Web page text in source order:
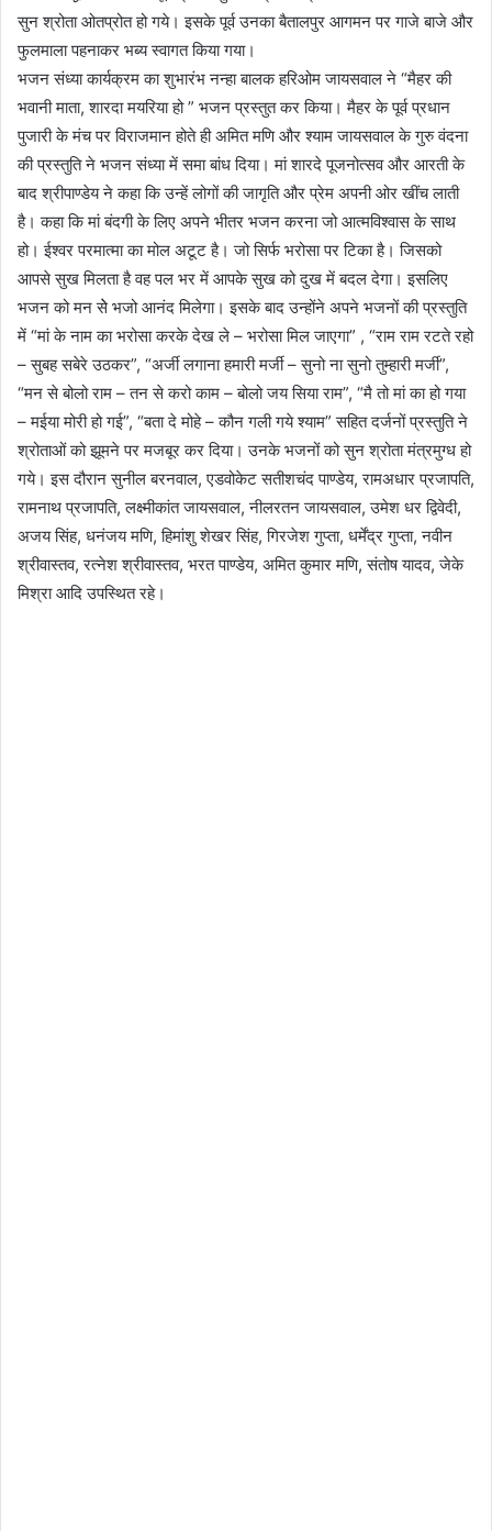
सुन श्रोता ओतप्रोत हो गये। इसके पूर्व उनका बैतालपुर आगमन पर गाजे बाजे और
फुलमाला पहनाकर भब्य स्वागत किया गया।
भजन संध्या कार्यक्रम का शुभारंभ नन्हा बालक हरिओम जायसवाल ने “मैहर की
भवानी माता, शारदा मयरिया हो ” भजन प्रस्तुत कर किया। मैहर के पूर्व प्रधान
पुजारी के मंच पर विराजमान होते ही अमित मणि और श्याम जायसवाल के गुरु वंदना
की प्रस्तुति ने भजन संध्या में समा बांध दिया। मां शारदे पूजनोत्सव और आरती के
बाद श्रीपाण्डेय ने कहा कि उन्हें लोगों की जागृति और प्रेम अपनी ओर खींच लाती
है। कहा कि मां बंदगी के लिए अपने भीतर भजन करना जो आत्मविश्वास के साथ
हो। ईश्वर परमात्मा का मोल अटूट है। जो सिर्फ भरोसा पर टिका है। जिसको
आपसे सुख मिलता है वह पल भर में आपके सुख को दुख में बदल देगा। इसलिए
भजन को मन सेे भजो आनंद मिलेगा। इसके बाद उन्होंने अपने भजनों की प्रस्तुति
में “मां के नाम का भरोसा करके देख ले – भरोसा मिल जाएगा” , “राम राम रटते रहो
– सुबह सबेरे उठकर”, “अर्जी लगाना हमारी मर्जी – सुनो ना सुनो तुम्हारी मर्जी”,
“मन से बोलो राम – तन से करो काम – बोलो जय सिया राम”, “मै तो मां का हो गया
– मईया मोरी हो गई”, “बता दे मोहे – कौन गली गये श्याम” सहित दर्जनों प्रस्तुति ने
श्रोताओं को झूमने पर मजबूर कर दिया। उनके भजनों को सुन श्रोता मंत्रमुग्ध हो
गये। इस दौरान सुनील बरनवाल, एडवोकेट सतीशचंद पाण्डेय, रामअधार प्रजापति,
रामनाथ प्रजापति, लक्ष्मीकांत जायसवाल, नीलरतन जायसवाल, उमेश धर द्विवेदी,
अजय सिंह, धनंजय मणि, हिमांशु शेखर सिंह, गिरजेश गुप्ता, धर्मेंद्र गुप्ता, नवीन
श्रीवास्तव, रत्नेश श्रीवास्तव, भरत पाण्डेय, अमित कुमार मणि, संतोष यादव, जेके
मिश्रा आदि उपस्थित रहे।